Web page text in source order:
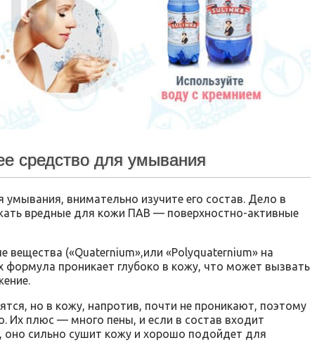
средство для умывания
внимательно изучите его состав. Дело в
вредные для кожи ПАВ — поверхностно-активные
вещества («Quaternium»,или «Polyquaternium» на
формула проникает глубоко в кожу, что может вызвать
но в кожу, напротив, почти не проникают, поэтому
Их плюс — много пены, и если в состав входит
оно сильно сушит кожу и хорошо подойдет для